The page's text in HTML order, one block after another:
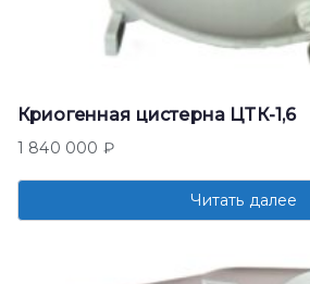
Криогенная цистерна ЦТК-1,6
1 840 000 ₽
Читать далее